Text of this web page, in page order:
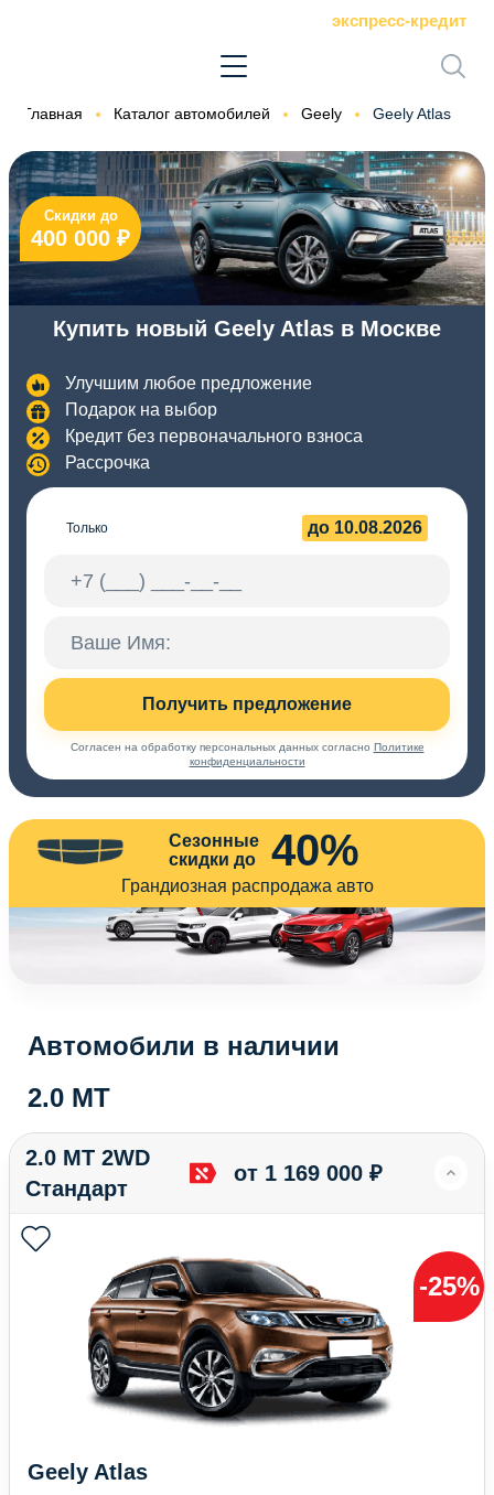
экспресс-кредит
Главная Каталог автомобилей Geely Geely Atlas
Купить новый Geely Atlas в Москве
Улучшим любое предложение
Подарок на выбор
Кредит без первоначального взноса
Рассрочка
Скидки до
400 000 ₽
Только до 10.08.2026
Получить предложение
Согласен на обработку персональных данных согласно Политике
конфиденциальности
Сезонные
скидки до
40%
Грандиозная распродажа авто
Автомобили в наличии
2.0 MT
2.0 MT 2WD
Стандарт
от 1 169 000 ₽
-25%
Geely Atlas